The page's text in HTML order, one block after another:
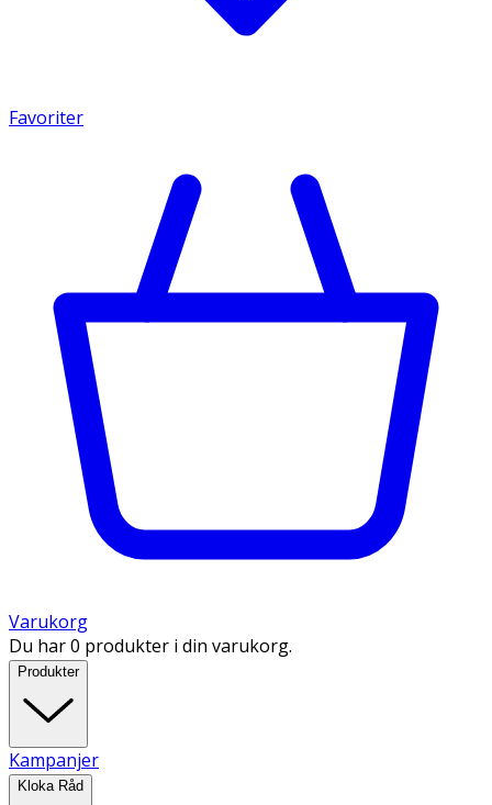
Favoriter
Varukorg
Du har 0 produkter i din varukorg.
Produkter
Kampanjer
Kloka Råd